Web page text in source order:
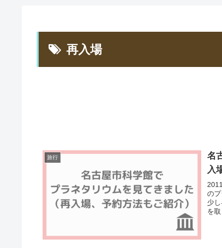
再入場
旅行
名
入
の
少
を